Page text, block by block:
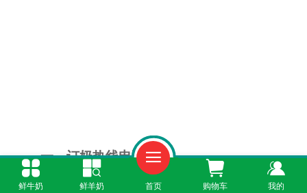
一、订奶热线电话
鲜牛奶 鲜羊奶 首页 购物车 我的